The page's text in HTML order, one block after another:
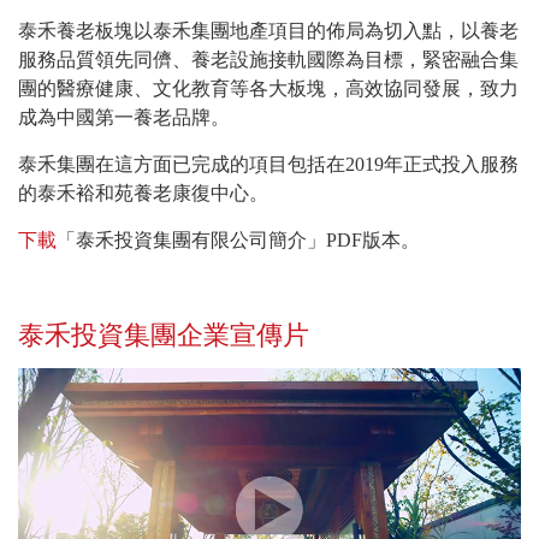
泰禾養老板塊以泰禾集團地產項目的佈局為切入點，以養老
服務品質領先同儕、養老設施接軌國際為目標，緊密融合集
團的醫療健康、文化教育等各大板塊，高效協同發展，致力
成為中國第一養老品牌。
泰禾集團在這方面已完成的項目包括在2019年正式投入服務
的泰禾裕和苑養老康復中心。
下載 「泰禾投資集團有限公司簡介」PDF版本。
泰禾投資集團企業宣傳片